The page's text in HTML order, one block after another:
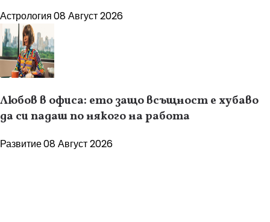
Астрология08 Август 2026
Любов в офиса: ето защо всъщност е хубаво
да си падаш по някого на работа
Развитие08 Август 2026